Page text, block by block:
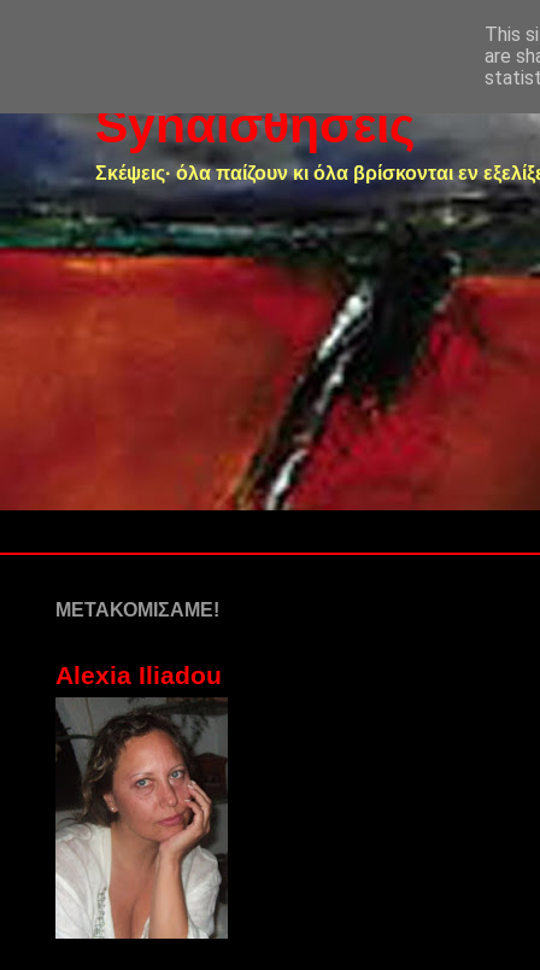
Synαισθήσεις
Σκέψεις· όλα παίζουν κι όλα βρίσκονται εν
ΜΕΤΑΚΟΜΙΣΑΜΕ!
Alexia Iliadou
This
are